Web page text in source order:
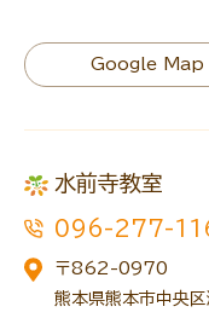
Google Map
水前寺教室
096-277-
〒862-0970
熊本県熊本市中